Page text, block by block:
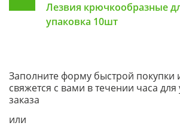
Лезвия крючкообразные
упаковка 10шт
Заполните форму быстрой
свяжется с вами в течении часа
заказа
или